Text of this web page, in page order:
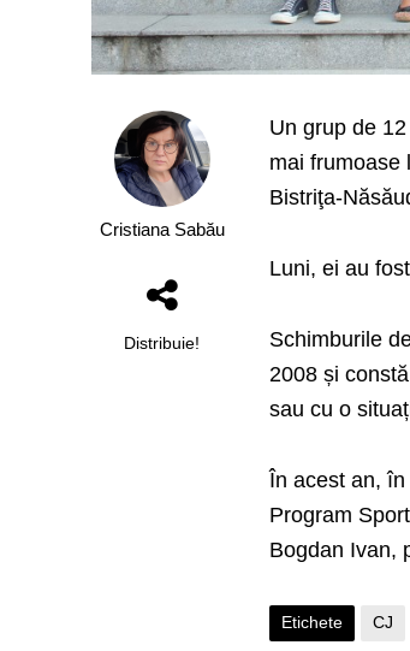
Cristiana Sabău
Distribuie!
Un grup de
mai frumoase
Bistriţa-
Luni, ei au
Schimburile
2008 și
sau cu o
În acest an,
Program
Bogdan Ivan,
Etichete CJ